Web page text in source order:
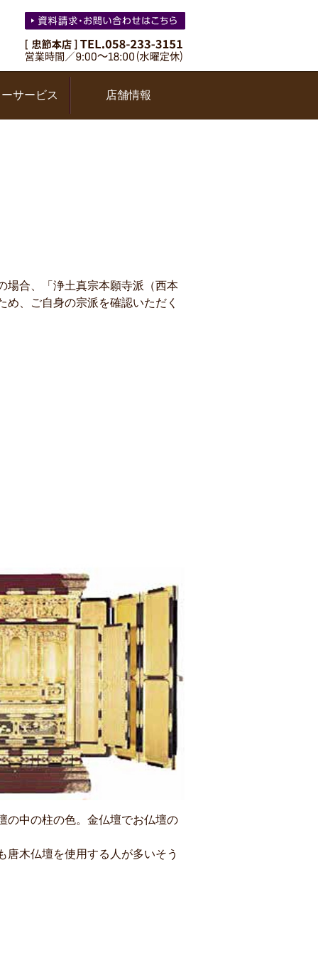
サービス 店舗情報
場合、「浄土真宗本願寺派（西本
、ご自身の宗派を確認いただく
の中の柱の色。金仏壇でお仏壇の
木仏壇を使用する人が多いそう